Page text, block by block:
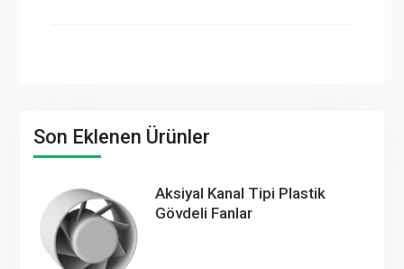
Son Eklenen Ürünler
Aksiyal Kanal Tipi Plastik
Gövdeli Fanlar